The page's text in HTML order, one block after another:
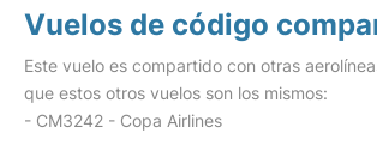
Vuelos de código
Este vuelo es compartido con otras
que estos otros vuelos son los mismos:
- CM3242 - Copa Airlines